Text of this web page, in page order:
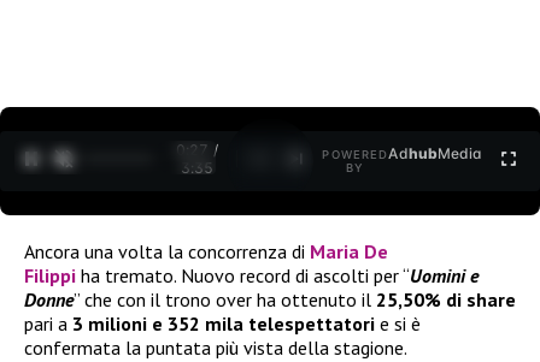
0:27 /
3:35
POWERED
BY
AdhubMedia
Ancora una volta la concorrenza di Maria De
Filippi ha tremato. Nuovo record di ascolti per “Uomini e
Donne” che con il trono over ha ottenuto il 25,50% di share
pari a 3 milioni e 352 mila telespettatori e si è
confermata la puntata più vista della stagione.